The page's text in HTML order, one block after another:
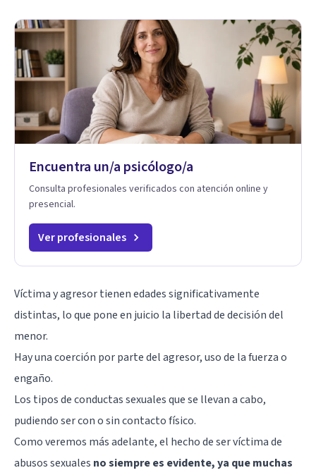
Encuentra un/a psicólogo/a
Consulta profesionales verificados con atención online y
presencial.
Ver profesionales
Víctima y agresor tienen edades significativamente
distintas, lo que pone en juicio la libertad de decisión del
menor.
Hay una coerción por parte del agresor, uso de la fuerza o
engaño.
Los tipos de conductas sexuales que se llevan a cabo,
pudiendo ser con o sin contacto físico.
Como veremos más adelante, el hecho de ser víctima de
abusos sexuales no siempre es evidente, ya que muchas